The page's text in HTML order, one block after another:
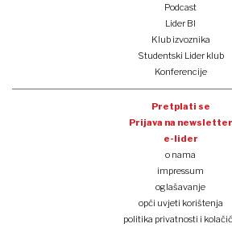
Podcast
Lider BI
Klub izvoznika
Studentski Lider klub
Konferencije
Pretplati se
Prijava na newsletter
e-lider
o nama
impressum
oglašavanje
opći uvjeti korištenja
politika privatnosti i